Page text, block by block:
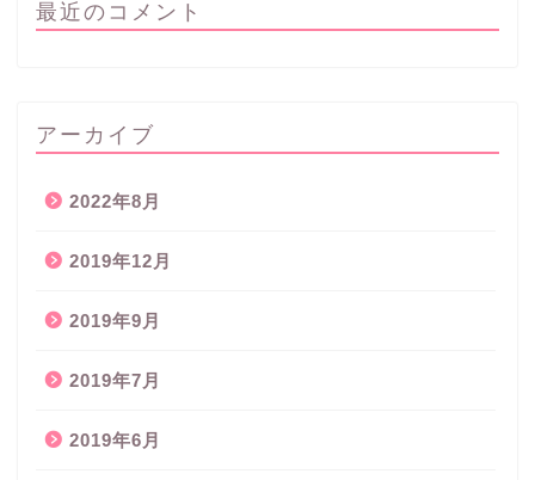
最近のコメント
アーカイブ
2022年8月
2019年12月
2019年9月
2019年7月
2019年6月